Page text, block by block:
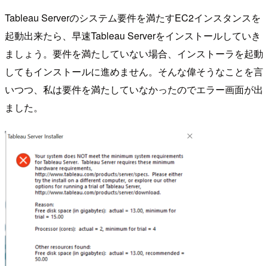
Tableau Serverのシステム要件を満たすEC2インスタンスを
起動出来たら、早速Tableau Serverをインストールしていき
ましょう。要件を満たしていない場合、インストーラを起動
してもインストールに進めません。そんな偉そうなことを言
いつつ、私は要件を満たしていなかったのでエラー画面が出
ました。